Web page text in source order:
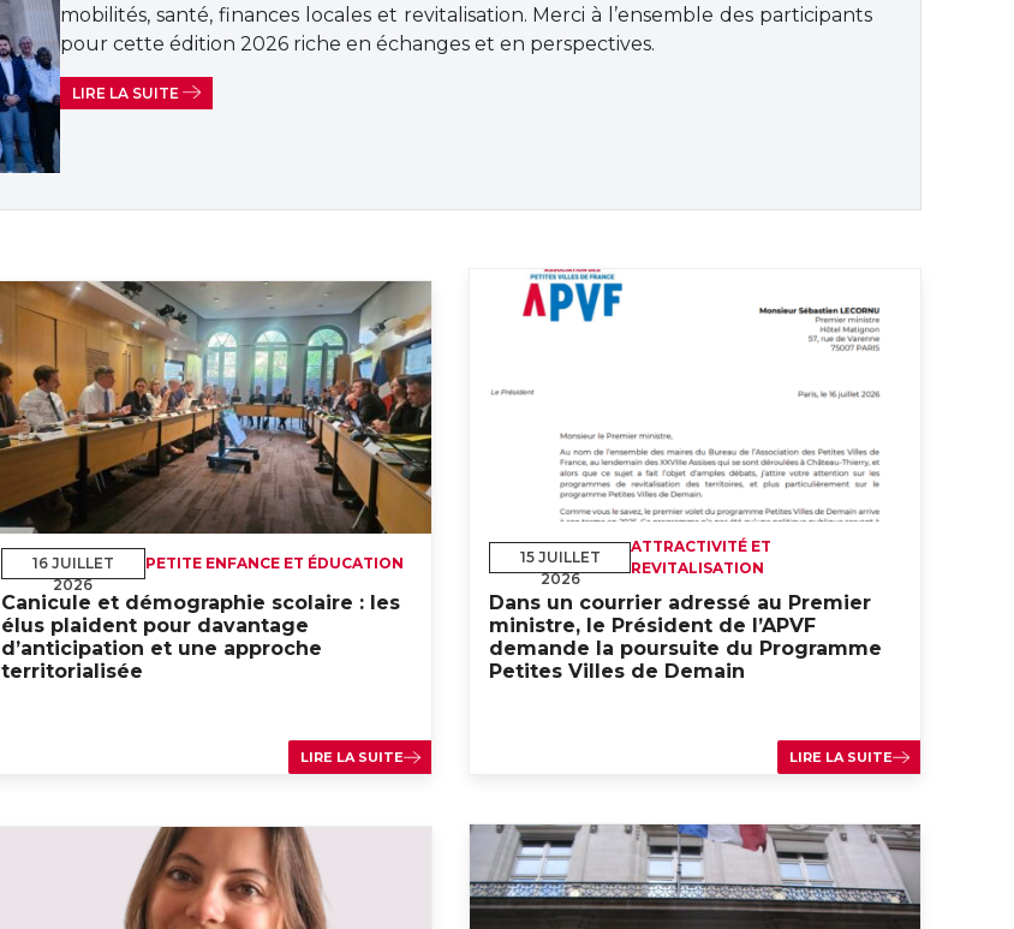
mobilités, santé, finances locales et revitalisation. Merci à l’ensemble des participants
pour cette édition 2026 riche en échanges et en perspectives.
LIRE LA SUITE
16 JUILLET
2026
PETITE ENFANCE ET ÉDUCATION
Canicule et démographie scolaire : les
élus plaident pour davantage
d’anticipation et une approche
territorialisée
LIRE LA SUITE
15 JUILLET
2026
ATTRACTIVITÉ ET
REVITALISATION
Dans un courrier adressé au Premier
ministre, le Président de l’APVF
demande la poursuite du Programme
Petites Villes de Demain
LIRE LA SUITE